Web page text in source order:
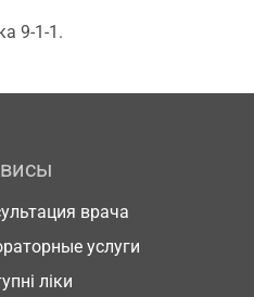
9-1-1.
врача
услуги
ліки